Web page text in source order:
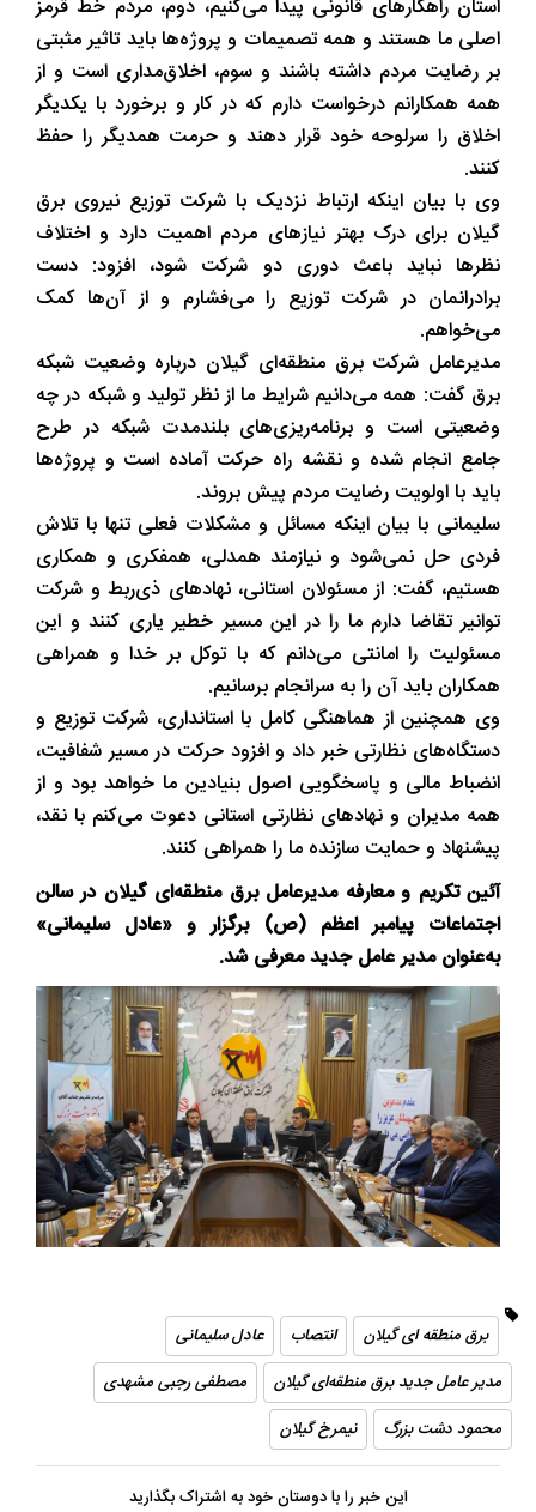
استان راهکارهای قانونی پیدا می‌کنیم، دوم، مردم خط قرمز
اصلی ما هستند و همه تصمیمات و پروژه‌ها باید تاثیر مثبتی
بر رضایت مردم داشته باشند و سوم، اخلاق‌مداری است و از
همه همکارانم درخواست دارم که در کار و برخورد با یکدیگر
اخلاق را سرلوحه خود قرار دهند و حرمت همدیگر را حفظ
کنند.
وی با بیان اینکه ارتباط نزدیک با شرکت توزیع نیروی برق
گیلان برای درک بهتر نیازهای مردم اهمیت دارد و اختلاف
نظرها نباید باعث دوری دو شرکت شود، افزود: دست
برادرانمان در شرکت توزیع را می‌فشارم و از آن‌ها کمک
می‌خواهم.
مدیرعامل شرکت برق منطقه‌ای گیلان درباره وضعیت شبکه
برق گفت: همه می‌دانیم شرایط ما از نظر تولید و شبکه در چه
وضعیتی است و برنامه‌ریزی‌های بلندمدت شبکه در طرح
جامع انجام شده و نقشه راه حرکت آماده است و پروژه‌ها
باید با اولویت رضایت مردم پیش بروند.
سلیمانی با بیان اینکه مسائل و مشکلات فعلی تنها با تلاش
فردی حل نمی‌شود و نیازمند همدلی، همفکری و همکاری
هستیم، گفت: از مسئولان استانی، نهادهای ذی‌ربط و شرکت
توانیر تقاضا دارم ما را در این مسیر خطیر یاری کنند و این
مسئولیت را امانتی می‌دانم که با توکل بر خدا و همراهی
همکاران باید آن را به سرانجام برسانیم.
وی همچنین از هماهنگی کامل با استانداری، شرکت توزیع و
دستگاه‌های نظارتی خبر داد و افزود حرکت در مسیر شفافیت،
انضباط مالی و پاسخگویی اصول بنیادین ما خواهد بود و از
همه مدیران و نهادهای نظارتی استانی دعوت می‌کنم با نقد،
پیشنهاد و حمایت سازنده ما را همراهی کنند.
آئین تکریم و معارفه مدیرعامل برق منطقه‌ای گیلان در سالن
اجتماعات پیامبر اعظم (ص) برگزار و «عادل سلیمانی»
به‌عنوان مدیر عامل جدید معرفی شد.
برق منطقه ای گیلان انتصاب
عادل سلیمانی
مدیر عامل جدید برق منطقه‌ای گیلان
مصطفی رجبی مشهدی
محمود دشت بزرگ
نیمرخ گیلان
این خبر را با دوستان خود به اشتراک بگذارید